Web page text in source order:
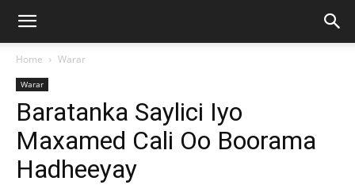
Home Warar
Warar
Baratanka Saylici Iyo
Maxamed Cali Oo Boorama
Hadheeyay